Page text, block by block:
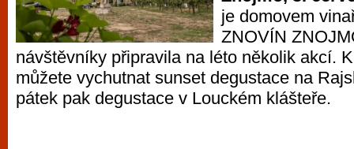
je domovem
ZNOVÍN
návštěvníky připravila na léto několik akcí.
můžete vychutnat sunset degustace na
pátek pak degustace v Louckém klášteře.